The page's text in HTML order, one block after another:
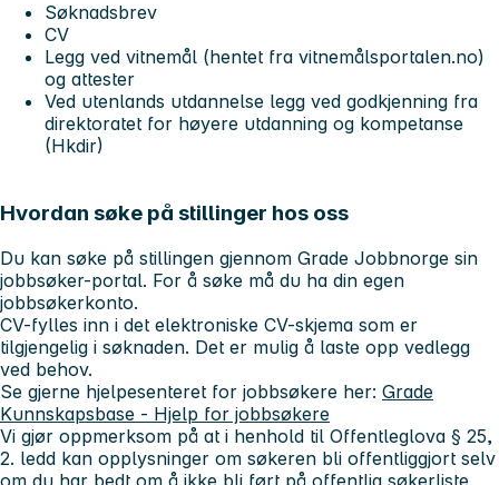
Søknadsbrev
CV
Legg ved vitnemål (hentet fra vitnemålsportalen.no)
og attester
Ved utenlands utdannelse legg ved godkjenning fra
direktoratet for høyere utdanning og kompetanse
(Hkdir)
Hvordan søke på stillinger hos oss
Du kan søke på stillingen gjennom Grade Jobbnorge sin
jobbsøker-portal. For å søke må du ha din egen
jobbsøkerkonto.
CV-fylles inn i det elektroniske CV-skjema som er
tilgjengelig i søknaden. Det er mulig å laste opp vedlegg
ved behov.
Se gjerne hjelpesenteret for jobbsøkere her: Grade
Kunnskapsbase - Hjelp for jobbsøkere
Vi gjør oppmerksom på at i henhold til Offentleglova § 25,
2. ledd kan opplysninger om søkeren bli offentliggjort selv
om du har bedt om å ikke bli ført på offentlig søkerliste.